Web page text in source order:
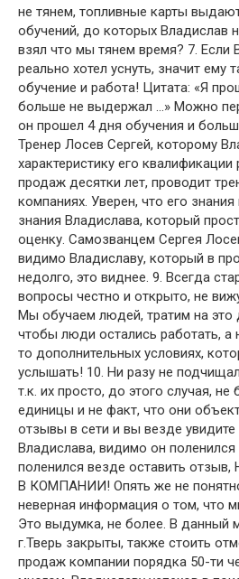
не тянем, топливные карты
обучений, до которых Владислав
взял что мы тянем время? 7. Если
реально хотел уснуть, значит ему
обучение и работа! Цитата: «Я
больше не выдержал …» Можно
он прошел 4 дня обучения и
Тренер Лосев Сергей, которому
характеристику его квалификации
продаж десятки лет, проводит
компаниях. Уверен, что его
знания Владислава, который
оценку. Самозванцем Сергея
видимо Владиславу, который в
недолго, это виднее. 9. Всегда
вопросы честно и открыто, не
Мы обучаем людей, тратим на это
чтобы люди остались работать, а
то дополнительных условиях,
услышать! 10. Ни разу не
т.к. их просто, до этого случая,
единицы и не факт, что они
отзывы в сети и вы везде
Владислава, видимо он поленился
поленился везде оставить
В КОМПАНИИ! Опять же не
неверная информация о том, что
Это выдумка, не более. В данный
г.Тверь закрыты, также стоить
продаж компании порядка 50-ти